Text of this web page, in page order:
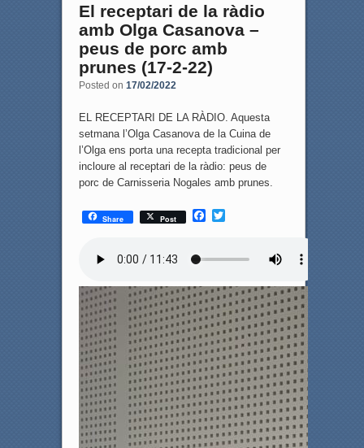
El receptari de la ràdio
amb Olga Casanova –
peus de porc amb
prunes (17-2-22)
Posted on 17/02/2022
EL RECEPTARI DE LA RÀDIO. Aquesta
setmana l’Olga Casanova de la Cuina de
l’Olga ens porta una recepta tradicional per
incloure al receptari de la ràdio: peus de
porc de Carnisseria Nogales amb prunes.
Share Post
F
o
k
T
r